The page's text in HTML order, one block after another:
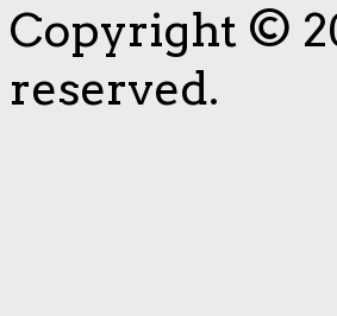
Copyright ©
reserved.